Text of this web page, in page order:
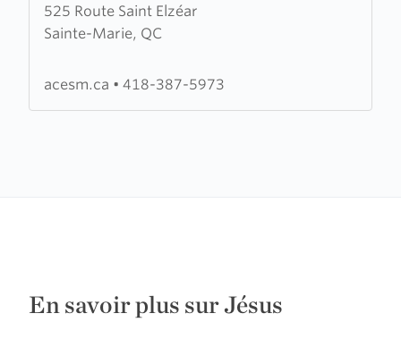
525 Route Saint Elzéar
Sainte-Marie, QC
Assemblée
Chrétienne
deacesm.ca • 418-387-5973
En savoir plus sur Jésus